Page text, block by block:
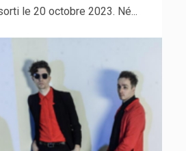
le 20 octobre 2023. Né...